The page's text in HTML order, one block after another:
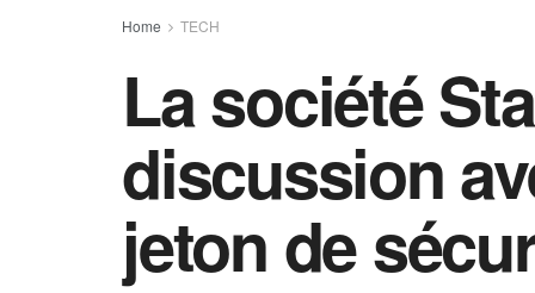
Home TECH
La société
discussion
jeton de